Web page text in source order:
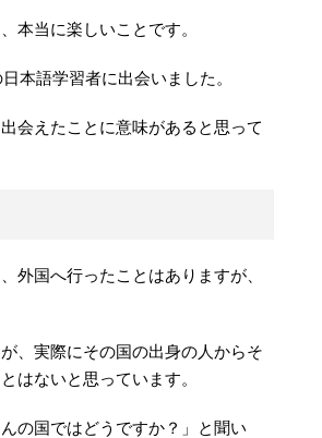
本当に楽しいことです。
本語学習者に出会いました。
会えたことに意味があると思って
外国へ行ったことはありますが、
、実際にその国の出身の人からそ
はないと思っています。
の国ではどうですか？」と聞い